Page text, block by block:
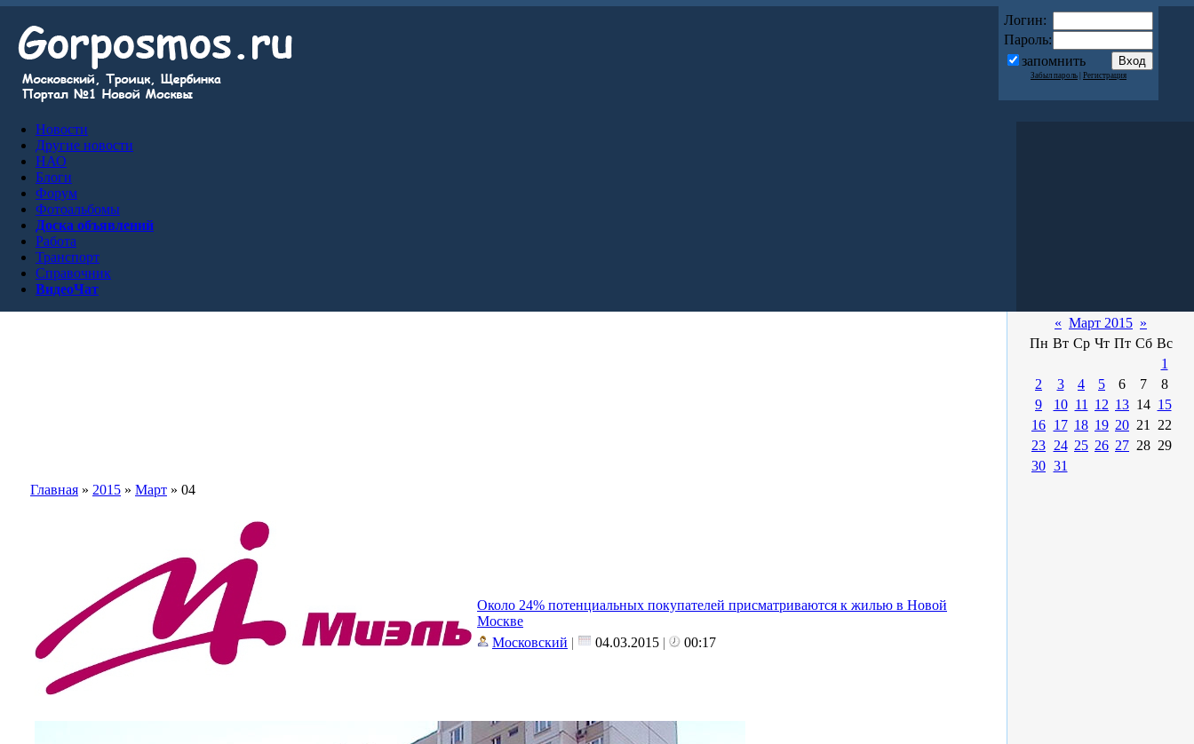
Логин:
Пароль:
запомнить
Забыл пароль Регистрация
Новости
Другие новости
НАО
Блоги
Форум
Фотоальбомы
Доска объявлений
Работа
Транспорт
Справочник
ВидеоЧат
Главная » 2015 » Март » 04
Около 24% потенциальных покупателей присматриваются к жилью в Новой
Москве
Московский | 04.03.2015 | 00:17
« Март 2015 »
Пн Вт Ср Чт Пт Сб Вс
1
2
3 4 5 6 7
8
9
10 11 12 13 14 15
16 17 18 19 20 21
22
23 24 25 26 27 28 29
30 31